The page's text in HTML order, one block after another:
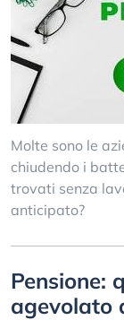
Molte sono le
chiudendo i
trovati senza
anticipato?
Pensione:
agevolato